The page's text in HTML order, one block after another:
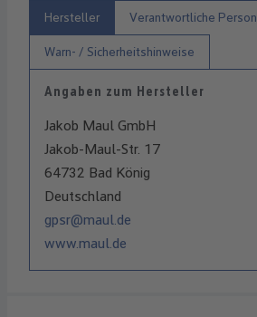
Hersteller Verantwortliche Person
Warn- / Sicherheitshinweise
Angaben zum Hersteller
Jakob Maul GmbH
Jakob-Maul-Str. 17
64732 Bad König
Deutschland
gpsr@maul.de
www.maul.de